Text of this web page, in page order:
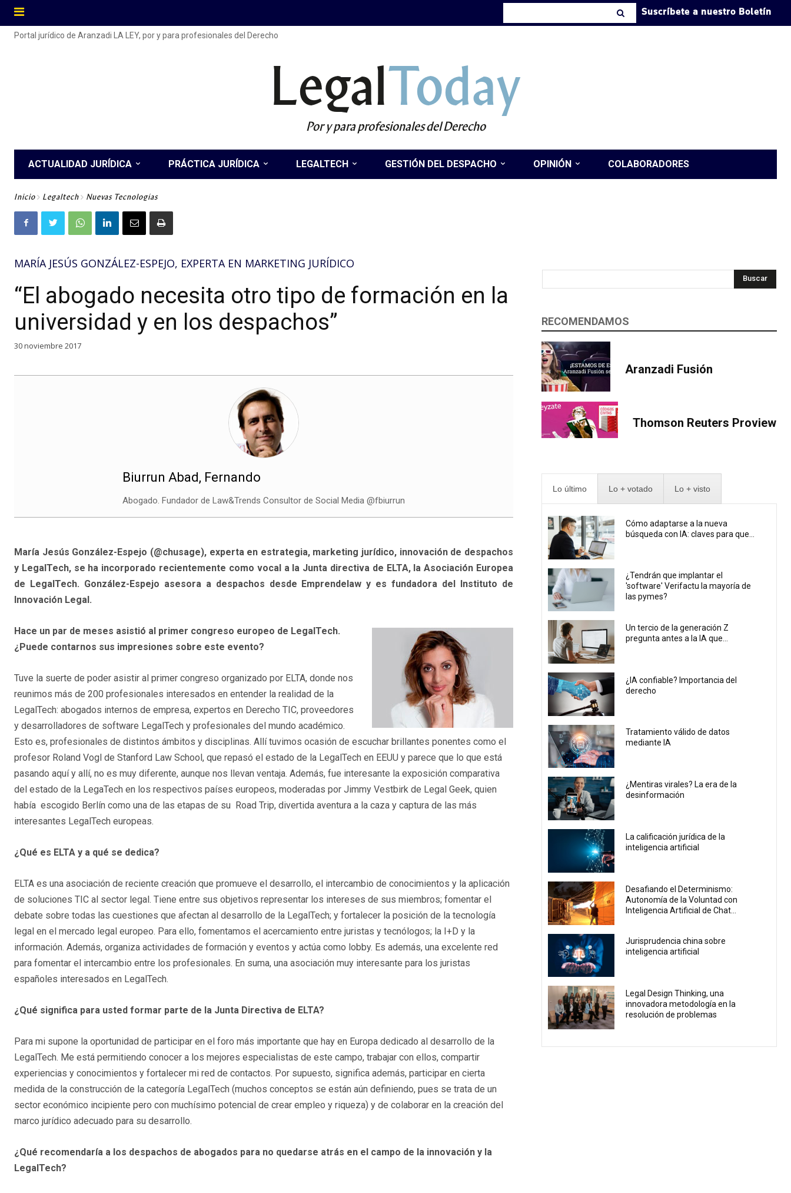
Suscríbete a nuestro Boletín
Portal jurídico de Aranzadi LA LEY, por y para profesionales del Derecho
LegalToday
Por y para profesionales del Derecho
ACTUALIDAD JURÍDICA PRÁCTICA JURÍDICA LEGALTECH GESTIÓN DEL DESPACHO OPINIÓN COLABORADORES
Inicio Legaltech Nuevas Tecnologías
MARÍA JESÚS GONZÁLEZ-ESPEJO, EXPERTA EN MARKETING JURÍDICO
“El abogado necesita otro tipo de formación en la
universidad y en los despachos”
30 noviembre 2017
Biurrun Abad, Fernando
Abogado. Fundador de Law&Trends Consultor de Social Media @fbiurrun
María Jesús González-Espejo (@chusage), experta en estrategia, marketing jurídico, innovación de despachos
y LegalTech, se ha incorporado recientemente como vocal a la Junta directiva de ELTA, la Asociación Europea
de LegalTech. González-Espejo asesora a despachos desde Emprendelaw y es fundadora del Instituto de
Innovación Legal.
Hace un par de meses asistió al primer congreso europeo de LegalTech.
¿Puede contarnos sus impresiones sobre este evento?
Tuve la suerte de poder asistir al primer congreso organizado por ELTA, donde nos
reunimos más de 200 profesionales interesados en entender la realidad de la
LegalTech: abogados internos de empresa, expertos en Derecho TIC, proveedores
y desarrolladores de software LegalTech y profesionales del mundo académico.
Esto es, profesionales de distintos ámbitos y disciplinas. Allí tuvimos ocasión de escuchar brillantes ponentes como el
profesor Roland Vogl de Stanford Law School, que repasó el estado de la LegalTech en EEUU y parece que lo que está
pasando aquí y allí, no es muy diferente, aunque nos llevan ventaja. Además, fue interesante la exposición comparativa
del estado de la LegaTech en los respectivos países europeos, moderadas por Jimmy Vestbirk de Legal Geek, quien
había escogido Berlín como una de las etapas de su Road Trip, divertida aventura a la caza y captura de las más
interesantes LegalTech europeas.
¿Qué es ELTA y a qué se dedica?
ELTA es una asociación de reciente creación que promueve el desarrollo, el intercambio de conocimientos y la aplicación
de soluciones TIC al sector legal. Tiene entre sus objetivos representar los intereses de sus miembros; fomentar el
debate sobre todas las cuestiones que afectan al desarrollo de la LegalTech; y fortalecer la posición de la tecnología
legal en el mercado legal europeo. Para ello, fomentamos el acercamiento entre juristas y tecnólogos; la I+D y la
información. Además, organiza actividades de formación y eventos y actúa como lobby. Es además, una excelente red
para fomentar el intercambio entre los profesionales. En suma, una asociación muy interesante para los juristas
españoles interesados en LegalTech.
¿Qué significa para usted formar parte de la Junta Directiva de ELTA?
Para mi supone la oportunidad de participar en el foro más importante que hay en Europa dedicado al desarrollo de la
LegalTech. Me está permitiendo conocer a los mejores especialistas de este campo, trabajar con ellos, compartir
experiencias y conocimientos y fortalecer mi red de contactos. Por supuesto, significa además, participar en cierta
medida de la construcción de la categoría LegalTech (muchos conceptos se están aún definiendo, pues se trata de un
sector económico incipiente pero con muchísimo potencial de crear empleo y riqueza) y de colaborar en la creación del
marco jurídico adecuado para su desarrollo.
¿Qué recomendaría a los despachos de abogados para no quedarse atrás en el campo de la innovación y la
LegalTech?
Buscar
RECOMENDAMOS
Aranzadi Fusión
Thomson Reuters Proview
Lo último Lo + votado Lo + visto
Cómo adaptarse a la nueva
búsqueda con IA: claves para que...
¿Tendrán que implantar el
'software' Verifactu la mayoría de
las pymes?
Un tercio de la generación Z
pregunta antes a la IA que...
¿IA confiable? Importancia del
derecho
Tratamiento válido de datos
mediante IA
¿Mentiras virales? La era de la
desinformación
La calificación jurídica de la
inteligencia artificial
Desafiando el Determinismo:
Autonomía de la Voluntad con
Inteligencia Artificial de Chat...
Jurisprudencia china sobre
inteligencia artificial
Legal Design Thinking, una
innovadora metodología en la
resolución de problemas